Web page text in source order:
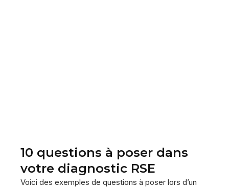
10 questions à poser dans
votre diagnostic RSE
Voici des exemples de questions à poser lors d’un